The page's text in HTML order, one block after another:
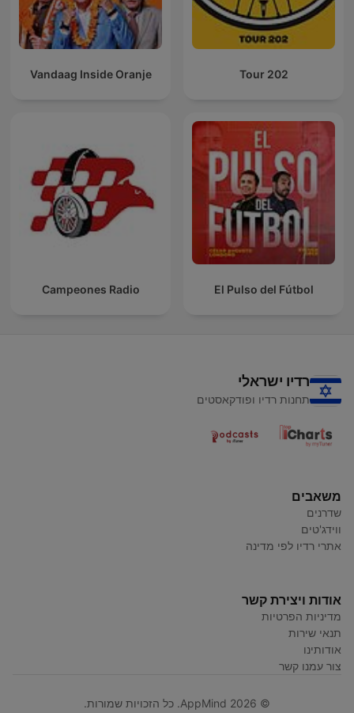
Tour 202
Vandaag Inside Oranje
El Pulso del Fútbol
Campeones Radio
רדיו ישראלי
תחנות רדיו ופודקאסטים
משאבים
שדרנים
ווידג'טים
אתרי רדיו לפי מדינה
אודות ויצירת קשר
מדיניות הפרטיות
תנאי שירות
אודותינו
צור עמנו קשר
© AppMind 2026. כל הזכויות שמורות.